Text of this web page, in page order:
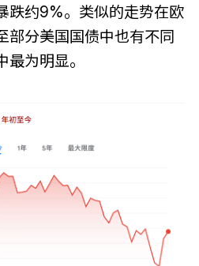
跌约9%。类似的走势在欧
部分美国国债中也有不同
为明显。